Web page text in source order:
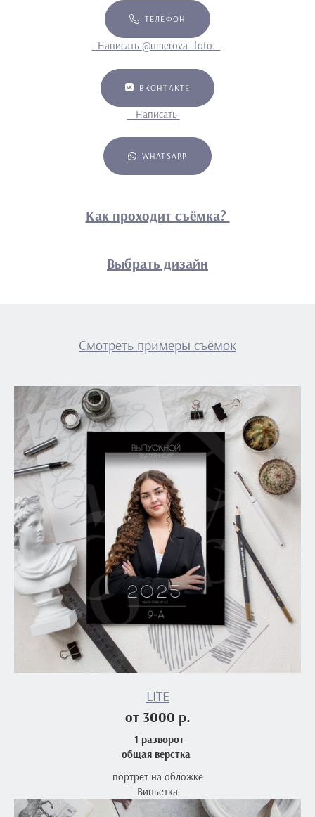
ТЕЛЕФОН
Написать @umerova_foto
ВКОНТАКТЕ
Написать
WHATSAPP
Как проходит съёмка?
Выбрать дизайн
Смотреть примеры съёмок
LITE
от 3000 р.
1 разворот
общая верстка
портрет на обложке
Виньетка